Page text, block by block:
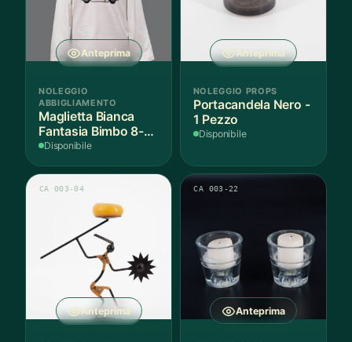
Anteprima
NOLEGGIO
ABBIGLIAMENTO
Maglietta Bianca
Fantasia Bimbo 8-9
Anni Cotone - 1
Disponibile
Anteprima
NOLEGGIO PROPS
Portacandela Nero -
1 Pezzo
Disponibile
Anteprima
CA 003-04
Anteprima
CA 003-22